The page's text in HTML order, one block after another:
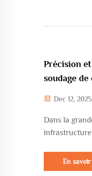
Précision
soudage
Dec 12, 2025
Dans la
tant
influence
En